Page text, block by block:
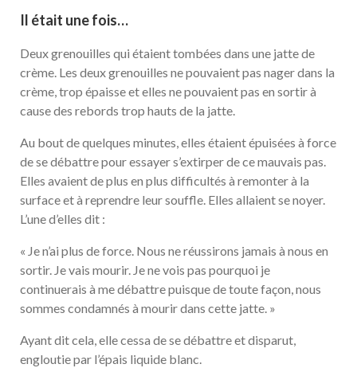
Il était une fois…
Deux grenouilles qui étaient tombées dans une jatte de
crème. Les deux grenouilles ne pouvaient pas nager dans la
crème, trop épaisse et elles ne pouvaient pas en sortir à
cause des rebords trop hauts de la jatte.
Au bout de quelques minutes, elles étaient épuisées à force
de se débattre pour essayer s’extirper de ce mauvais pas.
Elles avaient de plus en plus difficultés à remonter à la
surface et à reprendre leur souffle. Elles allaient se noyer.
L’une d’elles dit :
« Je n’ai plus de force. Nous ne réussirons jamais à nous en
sortir. Je vais mourir. Je ne vois pas pourquoi je
continuerais à me débattre puisque de toute façon, nous
sommes condamnés à mourir dans cette jatte. »
Ayant dit cela, elle cessa de se débattre et disparut,
engloutie par l’épais liquide blanc.